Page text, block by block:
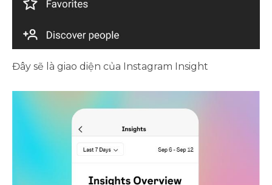
Đây sẽ là giao diện của Instagram Insight